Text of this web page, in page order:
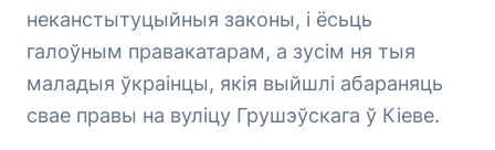
неканстытуцыйныя законы, і ёсьць
галоўным правакатарам, а зусім ня тыя
маладыя ўкраінцы, якія выйшлі абараняць
свае правы на вуліцу Грушэўскага ў Кіеве.